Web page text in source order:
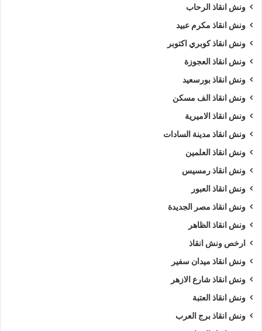
ونش انقاذ الرحاب
ونش انقاذ مكرم عبيد
ونش انقاذ كوبري اكتوبر
ونش انقاذ العجوزة
ونش انقاذ بورسعيد
ونش انقاذ الف مسكن
ونش انقاذ الاميرية
ونش انقاذ مدينة السادات
ونش انقاذ العلمين
ونش انقاذ رمسيس
ونش انقاذ العبور
ونش انقاذ مصر الجديدة
ونش انقاذ الظاهر
ارخص ونش انقاذ
ونش انقاذ ميدان سفير
ونش انقاذ شارع الازهر
ونش انقاذ العتبة
ونش انقاذ برج العرب